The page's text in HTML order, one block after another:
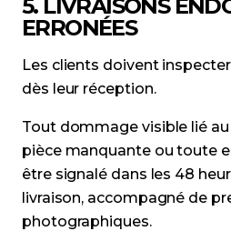
5. LIVRAISONS
ERRONÉES
Les clients doivent
dès leur réception.
Tout dommage visible lié
pièce manquante ou toute
être signalé dans les 48
livraison, accompagné de
photographiques.